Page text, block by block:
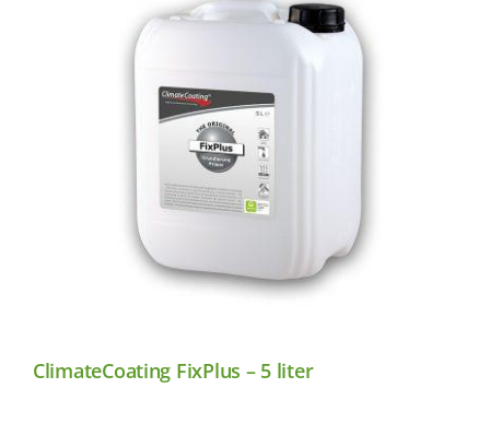
ClimateCoating FixPlus – 5 liter